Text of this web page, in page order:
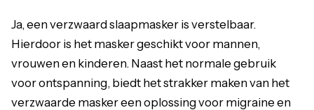
Ja, een verzwaard slaapmasker is verstelbaar.
Hierdoor is het masker geschikt voor mannen,
vrouwen en kinderen. Naast het normale gebruik
voor ontspanning, biedt het strakker maken van het
verzwaarde masker een oplossing voor migraine en